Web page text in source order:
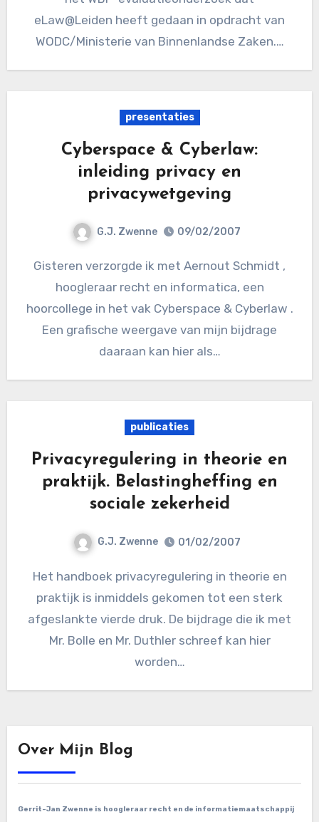
eLaw@Leiden heeft gedaan in opdracht van
WODC/Ministerie van Binnenlandse Zaken.…
presentaties
Cyberspace & Cyberlaw:
inleiding privacy en
privacywetgeving
G.J. Zwenne 09/02/2007
Gisteren verzorgde ik met Aernout Schmidt ,
hoogleraar recht en informatica, een
hoorcollege in het vak Cyberspace & Cyberlaw .
Een grafische weergave van mijn bijdrage
daaraan kan hier als…
publicaties
Privacyregulering in theorie en
praktijk. Belastingheffing en
sociale zekerheid
G.J. Zwenne 01/02/2007
Het handboek privacyregulering in theorie en
praktijk is inmiddels gekomen tot een sterk
afgeslankte vierde druk. De bijdrage die ik met
Mr. Bolle en Mr. Duthler schreef kan hier
worden…
Over Mijn Blog
Gerrit-Jan Zwenne is hoogleraar recht en de informatiemaatschappij